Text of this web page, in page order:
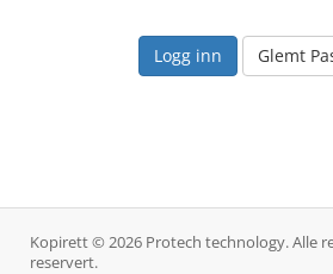
Glemt
Kopirett © 2026 Protech technology. Alle
reservert.